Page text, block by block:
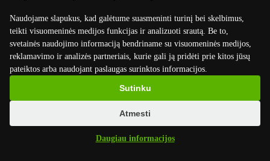
Naudojame slapukus, kad galėtume suasmeninti turinį bei skelbimus,
teikti visuomeninės medijos funkcijas ir analizuoti srautą. Be to,
svetainės naudojimo informaciją bendriname su visuomeninės medijos,
reklamavimo ir analizės partneriais, kurie gali ją pridėti prie kitos jūsų
pateiktos arba naudojant paslaugas surinktos informacijos.
Daugiau informacijos
Sutinku
Atmesti